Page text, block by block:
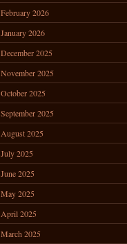
February 2026
January 2026
December 2025
November 2025
October 2025
September 2025
August 2025
July 2025
June 2025
May 2025
April 2025
March 2025